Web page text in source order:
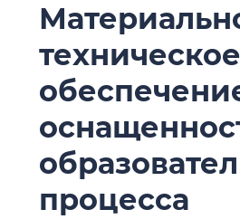
техническое
процесса